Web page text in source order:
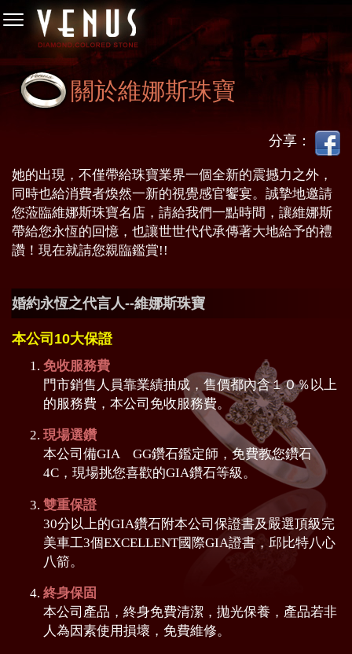
關於維娜斯珠寶
分享：
她的出現，不僅帶給珠寶業界一個全新的震撼力之外，
同時也給消費者煥然一新的視覺感官饗宴。誠摯地邀請
您蒞臨維娜斯珠寶名店，請給我們一點時間，讓維娜斯
帶給您永恆的回憶，也讓世世代代承傳著大地給予的禮
讚！現在就請您親臨鑑賞!!
婚約永恆之代言人--維娜斯珠寶
本公司10大保證
免收服務費
門市銷售人員靠業績抽成，售價都內含１０％以上
的服務費，本公司免收服務費。
現場選鑽
本公司備GIA GG鑽石鑑定師，免費教您鑽石
4C，現場挑您喜歡的GIA鑽石等級。
雙重保證
30分以上的GIA鑽石附本公司保證書及嚴選頂級完
美車工3個EXCELLENT國際GIA證書，邱比特八心
八箭。
終身保固
本公司產品，終身免費清潔，拋光保養，產品若非
人為因素使用損壞，免費維修。